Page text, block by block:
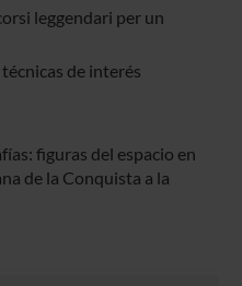
leggendari per un
de interés
figuras del espacio en
de la Conquista a la